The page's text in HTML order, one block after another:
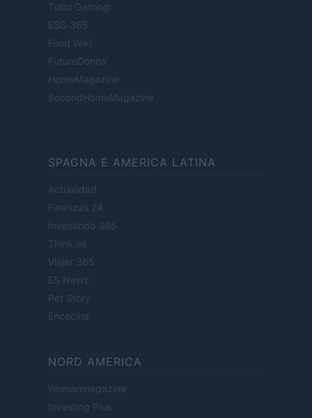
Tutto Gaming
ESG 365
Food Wiki
FuturoDonna
HomeMagazine
SecondHomeMagazine
SPAGNA E AMERICA LATINA
Actualidad
Finanzas 24
Investindo 365
Think.es
Viajar 365
ES Newz
Pet Story
Encocina
NORD AMERICA
Womanmagazine
Investing Plus